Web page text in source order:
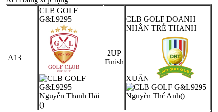
A13
CLB GOLF
G&L9295
Nguyễn Thanh Hải
()
2UP
Finish
CLB GOLF DOANH
NHÂN TRẺ THANH
XUÂN
Nguyễn Thế Anh()